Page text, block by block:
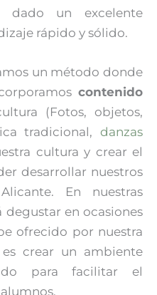
un excelente
rápido y sólido.
un método donde
contenido
(Fotos, objetos,
tradicional, danzas
cultura y crear el
desarrollar nuestros
En nuestras
degustar en ocasiones
ofrecido por nuestra
crear un ambiente
para facilitar el